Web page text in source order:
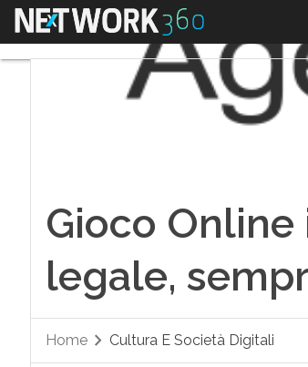
Menu
Gioco
legale,
Home Cultura E Società Digitali